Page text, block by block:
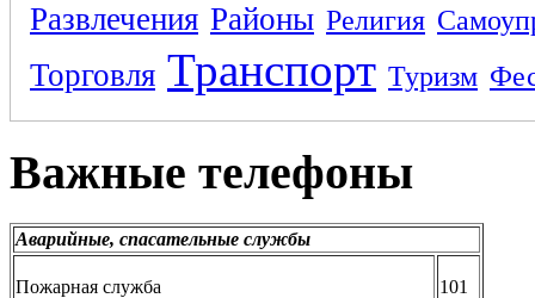
Развлечения Районы Религия
Торговля Транспорт Туризм
Важные телефоны
Аварийные, спасательные службы
Пожарная служба 101